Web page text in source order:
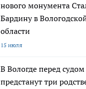
нового монумента
Бардину в
области
15 июля
В Вологде перед судом
предстанут три